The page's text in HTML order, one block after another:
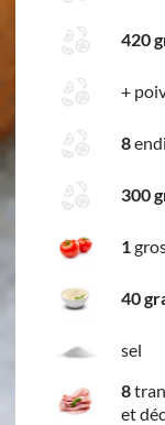
420
+
8
300
1
40
sel
8
et